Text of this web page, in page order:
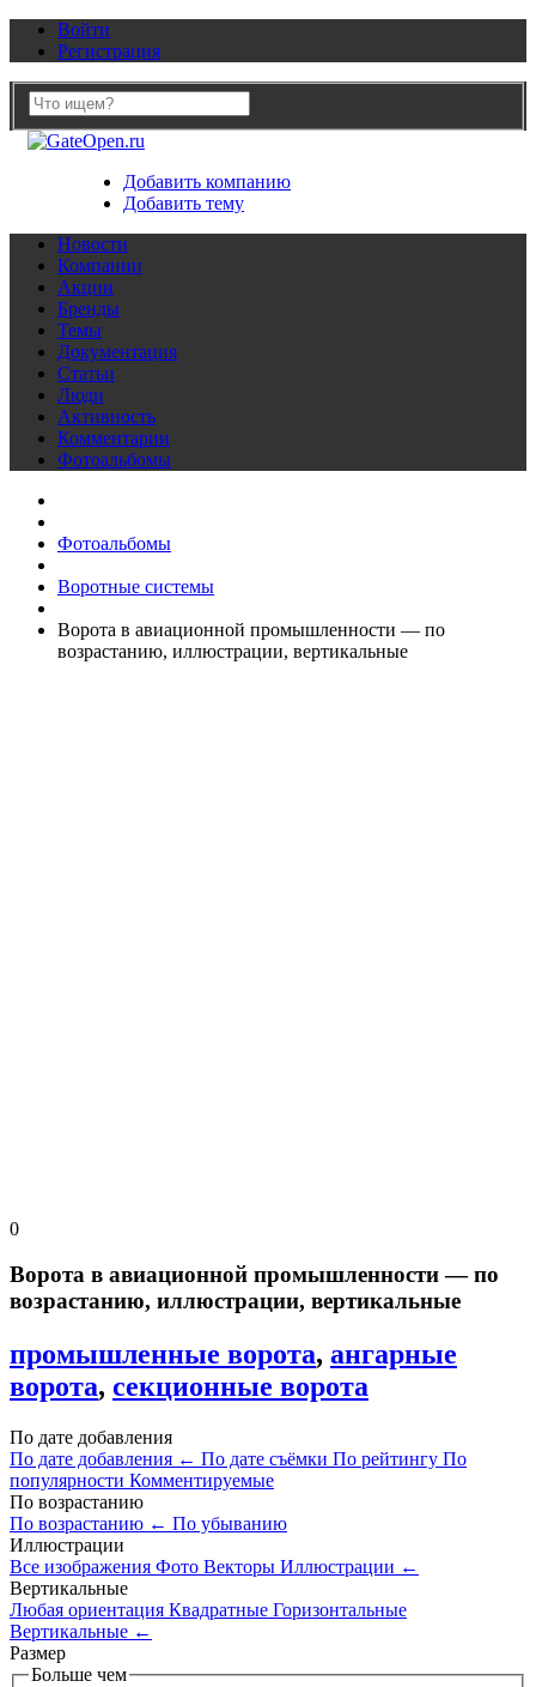
Войти
Регистрация
Добавить компанию
Добавить тему
Новости
Компании
Акции
Бренды
Темы
Документация
Статьи
Люди
Активность
Комментарии
Фотоальбомы
Фотоальбомы
Воротные системы
Ворота в авиационной промышленности — по
возрастанию, иллюстрации, вертикальные
0
Ворота в авиационной промышленности — по
возрастанию, иллюстрации, вертикальные
промышленные ворота, ангарные
ворота, секционные ворота
По дате добавления
По дате добавления ← По дате съёмки По рейтингу По
популярности Комментируемые
По возрастанию
По возрастанию ← По убыванию
Иллюстрации
Все изображения Фото Векторы Иллюстрации ←
Вертикальные
Любая ориентация Квадратные Горизонтальные
Вертикальные ←
Размер
Больше чем